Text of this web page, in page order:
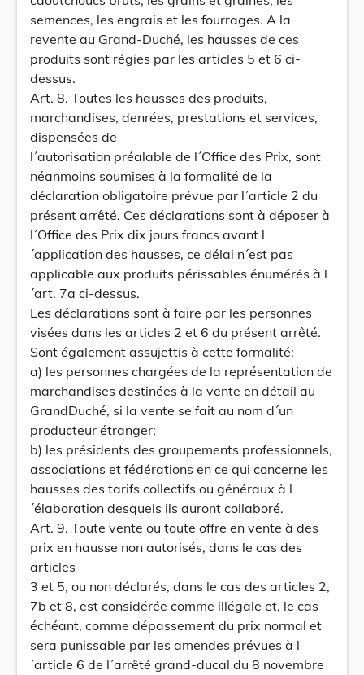
semences, les engrais et les fourrages. A la
revente au Grand-Duché, les hausses de ces
produits sont régies par les articles 5 et 6 ci-
dessus.
Art. 8. Toutes les hausses des produits,
marchandises, denrées, prestations et services,
dispensées de
l´autorisation préalable de l´Office des Prix, sont
néanmoins soumises à la formalité de la
déclaration obligatoire prévue par l´article 2 du
présent arrêté. Ces déclarations sont à déposer à
l´Office des Prix dix jours francs avant l
´application des hausses, ce délai n´est pas
applicable aux produits périssables énumérés à l
´art. 7a ci-dessus.
Les déclarations sont à faire par les personnes
visées dans les articles 2 et 6 du présent arrêté.
Sont également assujettis à cette formalité:
a) les personnes chargées de la représentation de
marchandises destinées à la vente en détail au
GrandDuché, si la vente se fait au nom d´un
producteur étranger;
b) les présidents des groupements professionnels,
associations et fédérations en ce qui concerne les
hausses des tarifs collectifs ou généraux à l
´élaboration desquels ils auront collaboré.
Art. 9. Toute vente ou toute offre en vente à des
prix en hausse non autorisés, dans le cas des
articles
3 et 5, ou non déclarés, dans le cas des articles 2,
7b et 8, est considérée comme illégale et, le cas
échéant, comme dépassement du prix normal et
sera punissable par les amendes prévues à l
´article 6 de l´arrêté grand-ducal du 8 novembre